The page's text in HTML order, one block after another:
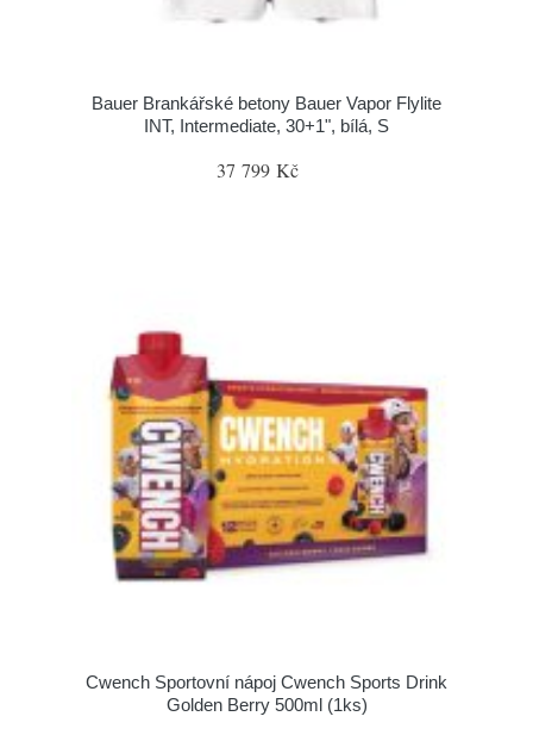
Bauer Brankářské betony Bauer Vapor Flylite
INT, Intermediate, 30+1", bílá, S
37 799 Kč
Cwench Sportovní nápoj Cwench Sports Drink
Golden Berry 500ml (1ks)